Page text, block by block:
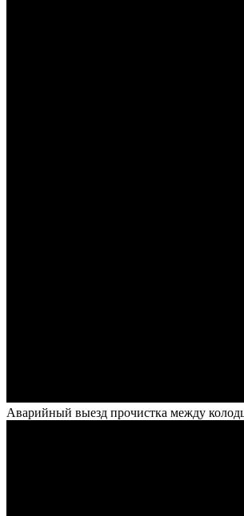
Аварийный выезд прочистка между